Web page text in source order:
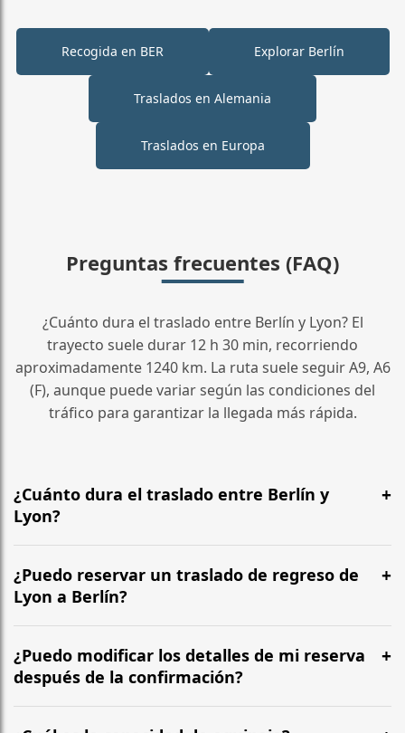
Recogida en BER Explorar Berlín
Traslados en Alemania
Traslados en Europa
Preguntas frecuentes (FAQ)
¿Cuánto dura el traslado entre Berlín y Lyon? El
trayecto suele durar 12 h 30 min, recorriendo
aproximadamente 1240 km. La ruta suele seguir A9, A6
(F), aunque puede variar según las condiciones del
tráfico para garantizar la llegada más rápida.
¿Cuánto dura el traslado entre Berlín y
Lyon?
¿Cuánto dura el traslado entre Berlín y Lyon? El
trayecto suele durar 12 h 30 min, recorriendo
aproximadamente 1240 km. La ruta suele seguir A9, A6
¿Puedo reservar un traslado de regreso de
Lyon a Berlín?
Sí, operamos las 24 horas del día, los 7 días de la
semana, en ambos sentidos. Recomendamos salir al
menos 5 o 6 horas antes de su vuelo para garantizar
¿Puedo modificar los detalles de mi reserva
después de la confirmación?
Sí, puede modificar los detalles de su reserva hasta 24